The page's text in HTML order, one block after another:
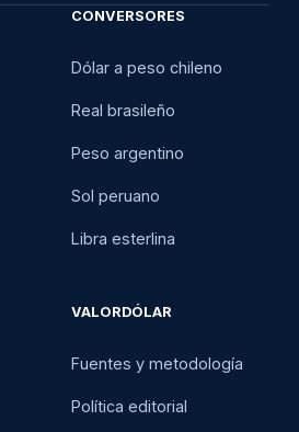
CONVERSORES
Dólar a peso chileno
Real brasileño
Peso argentino
Sol peruano
Libra esterlina
VALORDÓLAR
Fuentes y metodología
Política editorial